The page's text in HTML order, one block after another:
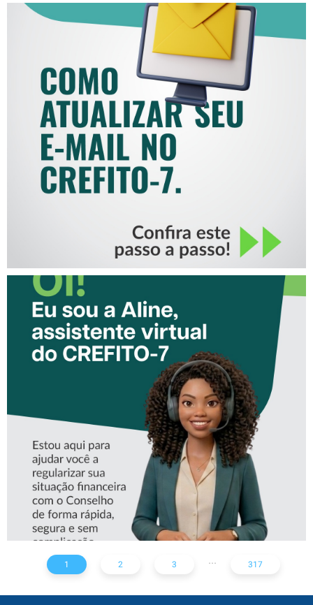
COMO ATUALIZAR SEU E-
MAIL NO CREFITO-7
CONHEÇA A ‘ALINE’,
ASSISTENTE VIRTUAL DO
CREFITO-7
1 2 3 ... 317